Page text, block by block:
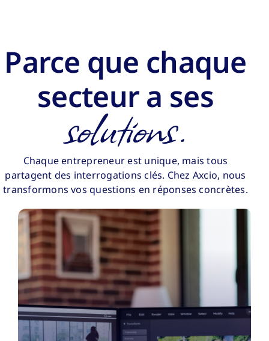
Parce que chaque
secteur a ses
solutions.
Chaque entrepreneur est unique, mais tous
partagent des interrogations clés. Chez Axcio, nous
transformons vos questions en réponses concrètes.